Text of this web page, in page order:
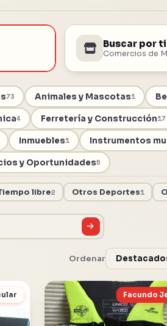
Buscar por
Comercios de
73 Animales y Mascotas1
4 Ferretería y Construcción17
Inmuebles1 Instrumentos
y Oportunidades5
libre2 Otros Deportes1
Ordenar
Facundo